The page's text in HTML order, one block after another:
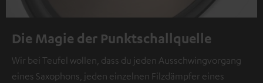
Die Magie der Punktschallquelle
Wir bei Teufel wollen, dass du jeden Ausschwingvorgang
eines Saxophons, jeden einzelnen Filzdämpfer eines